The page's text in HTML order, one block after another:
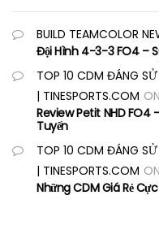
BUILD TEAMCOLOR
Đội Hình 4-3-3 FO4 –
TOP 10 CDM ĐÁNG
| TINESPORTS.COM ON
Review Petit NHD FO4
Tuyến
TOP 10 CDM ĐÁNG
| TINESPORTS.COM ON
Những CDM Giá Rẻ